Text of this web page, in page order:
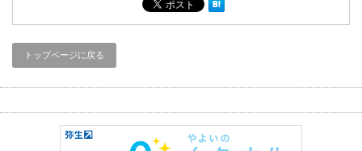
トップページに戻る